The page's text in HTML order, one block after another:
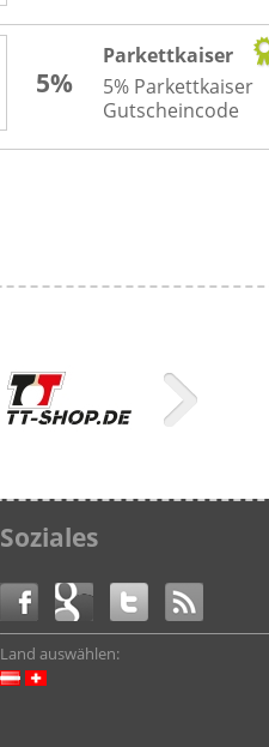
5%
Parkettkaiser
5% Parkettkaiser
Gutscheincode
Soziales
Land auswählen: